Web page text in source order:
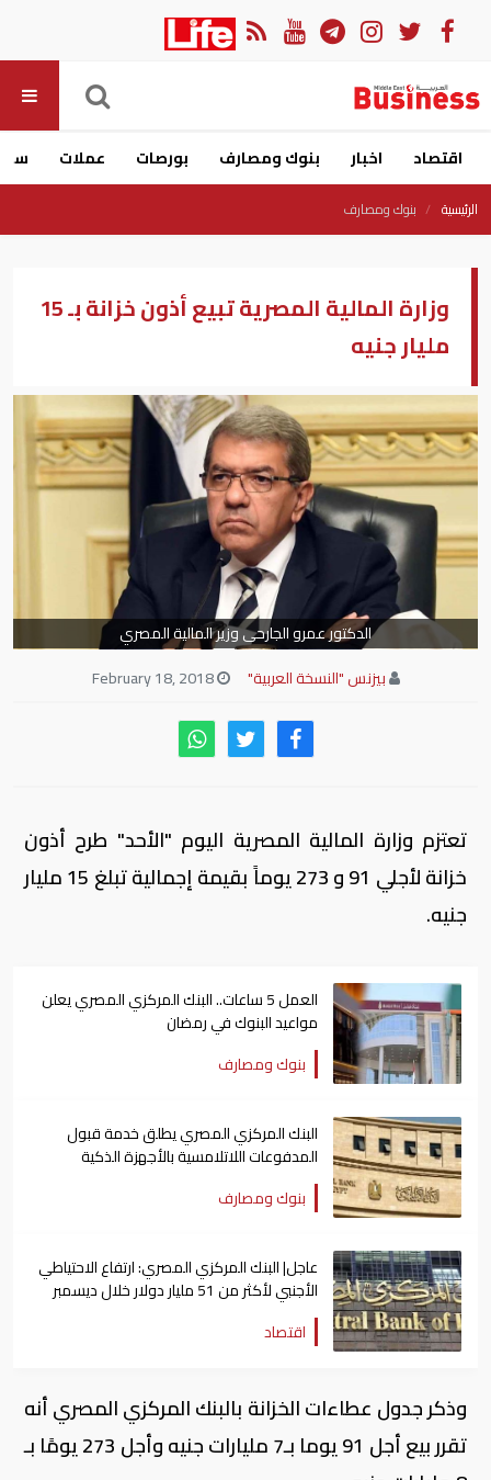
اقتصاد اخبار بنوك ومصارف بورصات عملات
الرئيسية بنوك ومصارف
وزارة المالية المصرية تبيع أذون خزانة بـ 15
مليار جنيه
الدكتور عمرو الجارحى وزير المالية المصري
بيزنس "النسخة العربية"
February 18, 2018
تعتزم وزارة المالية المصرية اليوم "الأحد" طرح أذون
خزانة لأجلي 91 و 273 يوماً بقيمة إجمالية تبلغ 15 مليار
جنيه.
العمل 5 ساعات.. البنك المركزي المصري يعلن
مواعيد البنوك في رمضان
بنوك ومصارف
البنك المركزي المصري يطلق خدمة قبول
المدفوعات اللاتلامسية بالأجهزة الذكية
بنوك ومصارف
عاجل| البنك المركزي المصري: ارتفاع الاحتياطي
الأجنبي لأكثر من 51 مليار دولار خلال ديسمبر
اقتصاد
وذكر جدول عطاءات الخزانة بالبنك المركزي المصري أنه
تقرر بيع أجل 91 يوما بـ7 مليارات جنيه وأجل 273 يومًا بـ